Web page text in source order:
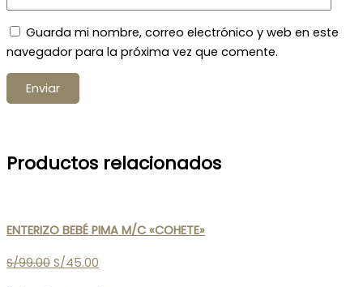
Guarda mi nombre, correo electrónico y web en este
navegador para la próxima vez que comente.
Productos relacionados
ENTERIZO BEBÉ PIMA M/C «COHETE»
S/99.00 S/45.00